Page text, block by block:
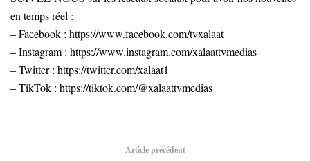
en temps réel :
– Facebook : https://www.facebook.com/tvxalaat
– Instagram : https://www.instagram.com/xalaattvmedias
– Twitter : https://twitter.com/xalaat1
– TikTok : https://tiktok.com/@xalaattvmedias
Article précédent